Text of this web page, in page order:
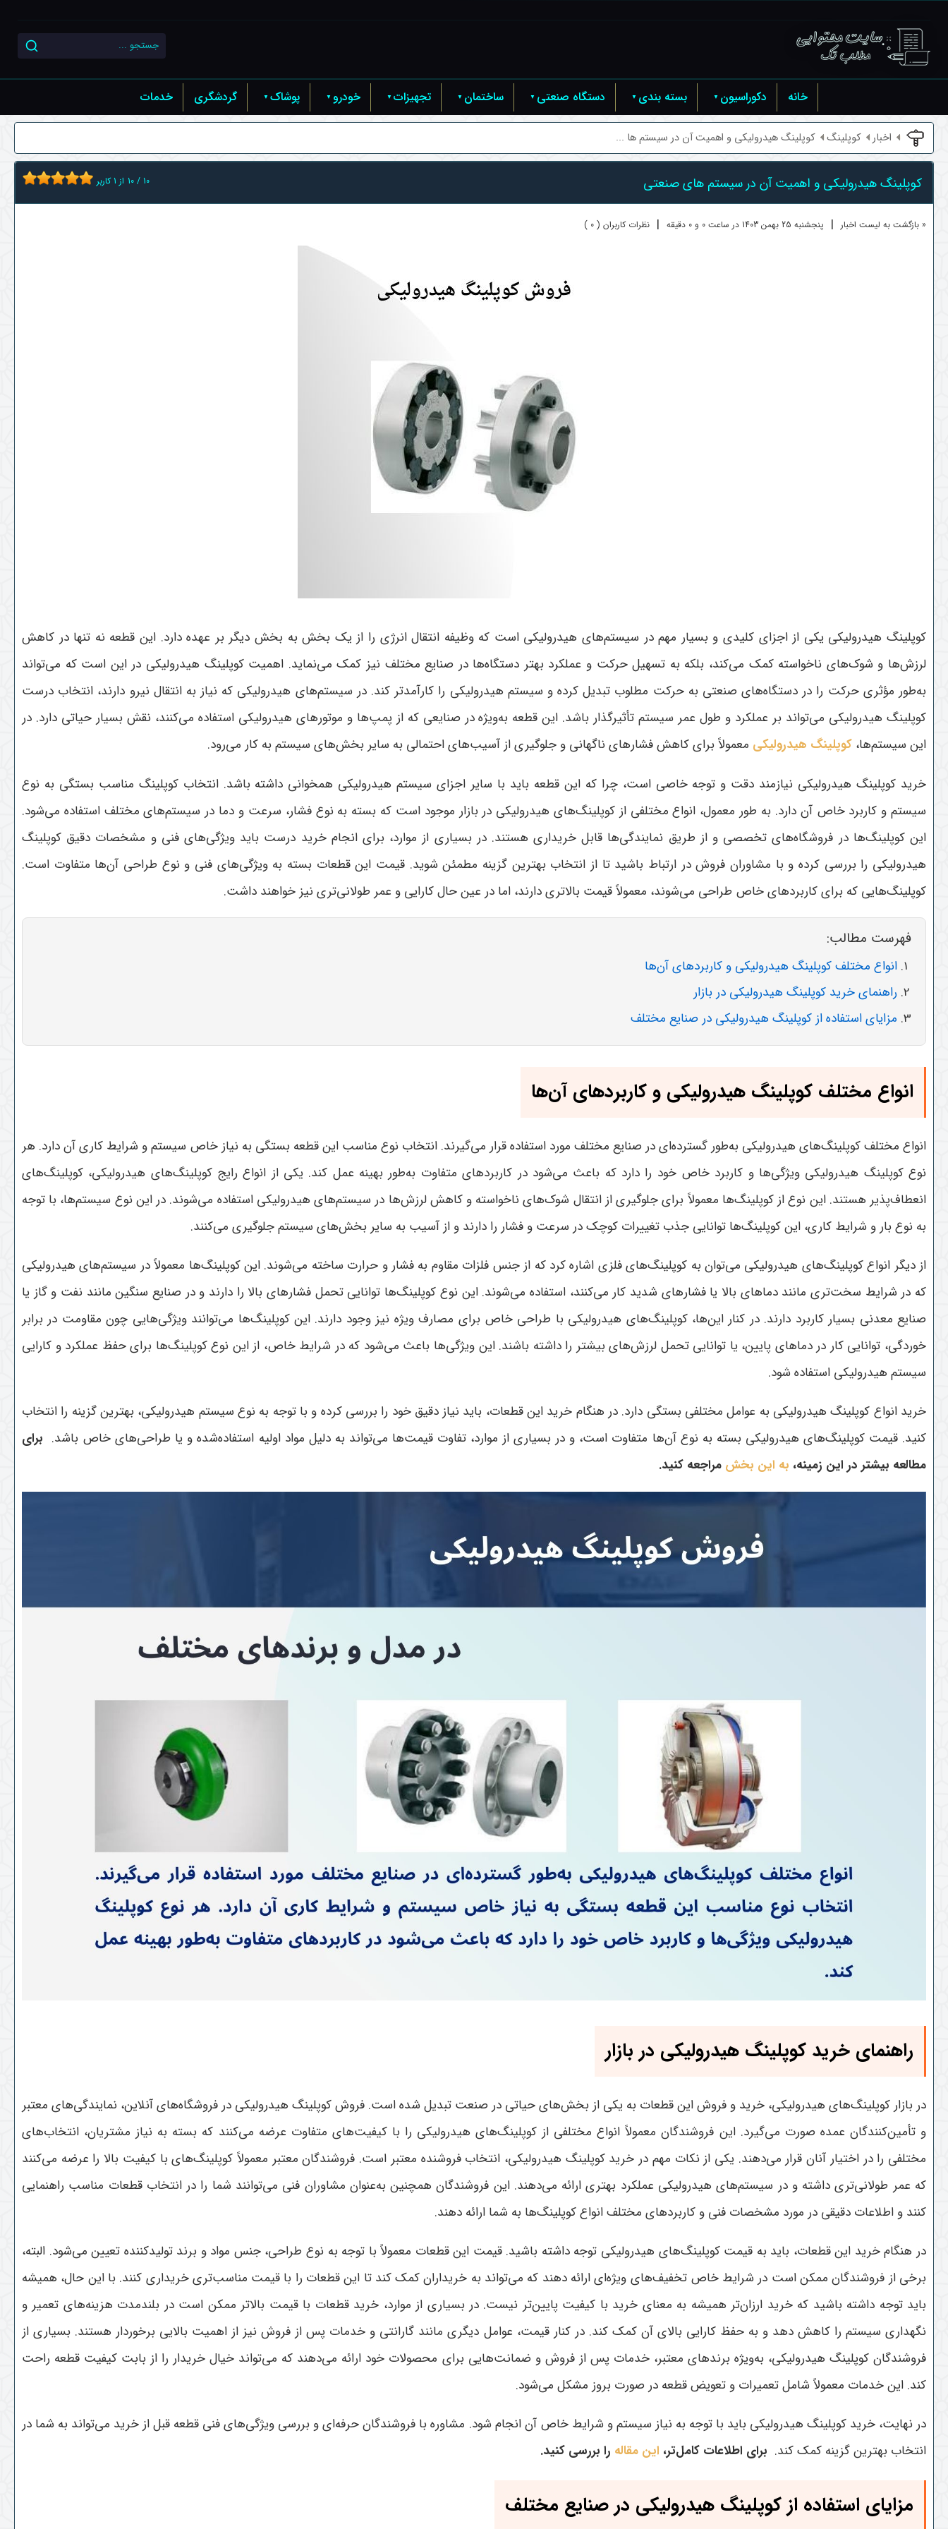
خانه دکوراسیون بسته بندی دستگاه صنعتی ساختمان تجهیزات خودرو پوشاک گردشگری خدمات
اخبار کوپلینگ کوپلینگ هیدرولیکی و اهمیت آن در سیستم ها ...
کوپلینگ هیدرولیکی و اهمیت آن در سیستم های صنعتی 10 / 10 از 1کاربر
« بازگشت به لیست اخبار | پنجشنبه 25 بهمن 1403 در ساعت 0 و 0 دقیقه | نظرات کاربران ( 0 )
کوپلینگ هیدرولیکی یکی از اجزای کلیدی و بسیار مهم در سیستم‌های هیدرولیکی است که وظیفه انتقال انرژی را از یک بخش به بخش دیگر بر عهده دارد. این قطعه نه تنها در کاهش
لرزش‌ها و شوک‌های ناخواسته کمک می‌کند، بلکه به تسهیل حرکت و عملکرد بهتر دستگاه‌ها در صنایع مختلف نیز کمک می‌نماید. اهمیت کوپلینگ هیدرولیکی در این است که می‌تواند
به‌طور مؤثری حرکت را در دستگاه‌های صنعتی به حرکت مطلوب تبدیل کرده و سیستم هیدرولیکی را کارآمدتر کند. در سیستم‌های هیدرولیکی که نیاز به انتقال نیرو دارند، انتخاب درست
کوپلینگ هیدرولیکی می‌تواند بر عملکرد و طول عمر سیستم تأثیرگذار باشد. این قطعه به‌ویژه در صنایعی که از پمپ‌ها و موتورهای هیدرولیکی استفاده می‌کنند، نقش بسیار حیاتی دارد. در
این سیستم‌ها، کوپلینگ هیدرولیکی معمولاً برای کاهش فشارهای ناگهانی و جلوگیری از آسیب‌های احتمالی به سایر بخش‌های سیستم به کار می‌رود.
خرید کوپلینگ هیدرولیکی نیازمند دقت و توجه خاصی است، چرا که این قطعه باید با سایر اجزای سیستم هیدرولیکی همخوانی داشته باشد. انتخاب کوپلینگ مناسب بستگی به نوع
سیستم و کاربرد خاص آن دارد. به طور معمول، انواع مختلفی از کوپلینگ‌های هیدرولیکی در بازار موجود است که بسته به نوع فشار، سرعت و دما در سیستم‌های مختلف استفاده می‌شود.
این کوپلینگ‌ها در فروشگاه‌های تخصصی و از طریق نمایندگی‌ها قابل خریداری هستند. در بسیاری از موارد، برای انجام خرید درست باید ویژگی‌های فنی و مشخصات دقیق کوپلینگ
هیدرولیکی را بررسی کرده و با مشاوران فروش در ارتباط باشید تا از انتخاب بهترین گزینه مطمئن شوید. قیمت این قطعات بسته به ویژگی‌های فنی و نوع طراحی آن‌ها متفاوت است.
کوپلینگ‌هایی که برای کاربردهای خاص طراحی می‌شوند، معمولاً قیمت بالاتری دارند، اما در عین حال کارایی و عمر طولانی‌تری نیز خواهند داشت.
فهرست مطالب:
انواع مختلف کوپلینگ هیدرولیکی و کاربردهای آن‌ها
راهنمای خرید کوپلینگ هیدرولیکی در بازار
مزایای استفاده از کوپلینگ هیدرولیکی در صنایع مختلف
انواع مختلف کوپلینگ هیدرولیکی و کاربردهای آن‌ها
انواع مختلف کوپلینگ‌های هیدرولیکی به‌طور گسترده‌ای در صنایع مختلف مورد استفاده قرار می‌گیرند. انتخاب نوع مناسب این قطعه بستگی به نیاز خاص سیستم و شرایط کاری آن دارد. هر
نوع کوپلینگ هیدرولیکی ویژگی‌ها و کاربرد خاص خود را دارد که باعث می‌شود در کاربردهای متفاوت به‌طور بهینه عمل کند. یکی از انواع رایج کوپلینگ‌های هیدرولیکی، کوپلینگ‌های
انعطاف‌پذیر هستند. این نوع از کوپلینگ‌ها معمولاً برای جلوگیری از انتقال شوک‌های ناخواسته و کاهش لرزش‌ها در سیستم‌های هیدرولیکی استفاده می‌شوند. در این نوع سیستم‌ها، با توجه
به نوع بار و شرایط کاری، این کوپلینگ‌ها توانایی جذب تغییرات کوچک در سرعت و فشار را دارند و از آسیب به سایر بخش‌های سیستم جلوگیری می‌کنند.
از دیگر انواع کوپلینگ‌های هیدرولیکی می‌توان به کوپلینگ‌های فلزی اشاره کرد که از جنس فلزات مقاوم به فشار و حرارت ساخته می‌شوند. این کوپلینگ‌ها معمولاً در سیستم‌های هیدرولیکی
که در شرایط سخت‌تری مانند دماهای بالا یا فشارهای شدید کار می‌کنند، استفاده می‌شوند. این نوع کوپلینگ‌ها توانایی تحمل فشارهای بالا را دارند و در صنایع سنگین مانند نفت و گاز یا
صنایع معدنی بسیار کاربرد دارند. در کنار این‌ها، کوپلینگ‌های هیدرولیکی با طراحی خاص برای مصارف ویژه نیز وجود دارند. این کوپلینگ‌ها می‌توانند ویژگی‌هایی چون مقاومت در برابر
خوردگی، توانایی کار در دماهای پایین، یا توانایی تحمل لرزش‌های بیشتر را داشته باشند. این ویژگی‌ها باعث می‌شود که در شرایط خاص، از این نوع کوپلینگ‌ها برای حفظ عملکرد و کارایی
سیستم هیدرولیکی استفاده شود.
خرید انواع کوپلینگ هیدرولیکی به عوامل مختلفی بستگی دارد. در هنگام خرید این قطعات، باید نیاز دقیق خود را بررسی کرده و با توجه به نوع سیستم هیدرولیکی، بهترین گزینه را انتخاب
کنید. قیمت کوپلینگ‌های هیدرولیکی بسته به نوع آن‌ها متفاوت است، و در بسیاری از موارد، تفاوت قیمت‌ها می‌تواند به دلیل مواد اولیه استفاده‌شده و یا طراحی‌های خاص باشد. برای
مطالعه بیشتر در این زمینه، به این بخش مراجعه کنید.
راهنمای خرید کوپلینگ هیدرولیکی در بازار
در بازار کوپلینگ‌های هیدرولیکی، خرید و فروش این قطعات به یکی از بخش‌های حیاتی در صنعت تبدیل شده است. فروش کوپلینگ هیدرولیکی در فروشگاه‌های آنلاین، نمایندگی‌های معتبر
و تأمین‌کنندگان عمده صورت می‌گیرد. این فروشندگان معمولاً انواع مختلفی از کوپلینگ‌های هیدرولیکی را با کیفیت‌های متفاوت عرضه می‌کنند که بسته به نیاز مشتریان، انتخاب‌های
مختلفی را در اختیار آنان قرار می‌دهند. یکی از نکات مهم در خرید کوپلینگ هیدرولیکی، انتخاب فروشنده معتبر است. فروشندگان معتبر معمولاً کوپلینگ‌های با کیفیت بالا را عرضه می‌کنند
که عمر طولانی‌تری داشته و در سیستم‌های هیدرولیکی عملکرد بهتری ارائه می‌دهند. این فروشندگان همچنین به‌عنوان مشاوران فنی می‌توانند شما را در انتخاب قطعات مناسب راهنمایی
کنند و اطلاعات دقیقی در مورد مشخصات فنی و کاربردهای مختلف انواع کوپلینگ‌ها به شما ارائه دهند.
در هنگام خرید این قطعات، باید به قیمت کوپلینگ‌های هیدرولیکی توجه داشته باشید. قیمت این قطعات معمولاً با توجه به نوع طراحی، جنس مواد و برند تولیدکننده تعیین می‌شود. البته،
برخی از فروشندگان ممکن است در شرایط خاص تخفیف‌های ویژه‌ای ارائه دهند که می‌تواند به خریداران کمک کند تا این قطعات را با قیمت مناسب‌تری خریداری کنند. با این حال، همیشه
باید توجه داشته باشید که خرید ارزان‌تر همیشه به معنای خرید با کیفیت پایین‌تر نیست. در بسیاری از موارد، خرید قطعات با قیمت بالاتر ممکن است در بلندمدت هزینه‌های تعمیر و
نگهداری سیستم را کاهش دهد و به حفظ کارایی بالای آن کمک کند. در کنار قیمت، عوامل دیگری مانند گارانتی و خدمات پس از فروش نیز از اهمیت بالایی برخوردار هستند. بسیاری از
فروشندگان کوپلینگ هیدرولیکی، به‌ویژه برندهای معتبر، خدمات پس از فروش و ضمانت‌هایی برای محصولات خود ارائه می‌دهند که می‌تواند خیال خریدار را از بابت کیفیت قطعه راحت
کند. این خدمات معمولاً شامل تعمیرات و تعویض قطعه در صورت بروز مشکل می‌شود.
در نهایت، خرید کوپلینگ هیدرولیکی باید با توجه به نیاز سیستم و شرایط خاص آن انجام شود. مشاوره با فروشندگان حرفه‌ای و بررسی ویژگی‌های فنی قطعه قبل از خرید می‌تواند به شما در
انتخاب بهترین گزینه کمک کند. برای اطلاعات کامل‌تر، این مقاله را بررسی کنید.
مزایای استفاده از کوپلینگ هیدرولیکی در صنایع مختلف